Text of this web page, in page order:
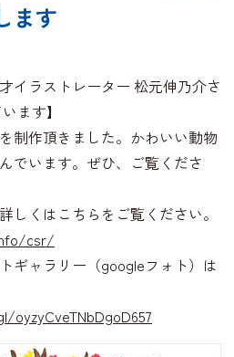
ます
イラストレーター 松元伸乃介さ
ます】
制作頂きました。かわいい動物
でいます。ぜひ、ご覧くださ
しくはこちらをご覧ください。
csr/
ギャラリー（googleフォト）は